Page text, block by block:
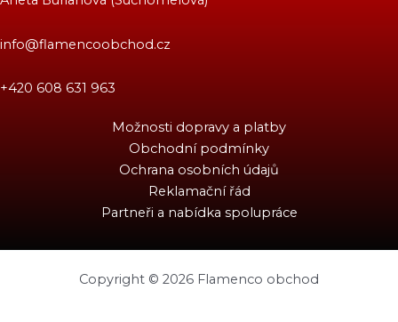
info@flamencoobchod.cz
+420 608 631 963
Možnosti dopravy a platby
Obchodní podmínky
Ochrana osobních údajů
Reklamační řád
Partneři a nabídka spolupráce
Copyright © 2026 Flamenco obchod